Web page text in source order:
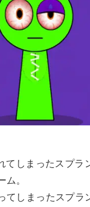
てしまったスプラ
ム。
てしまったスプラ